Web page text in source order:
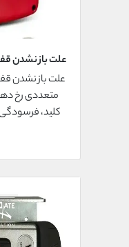
علت باز نشدن
علت باز نشدن
متعددی رخ
کلید،
اسیب زیادی
قفل